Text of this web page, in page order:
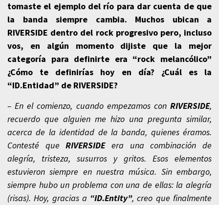
tomaste el ejemplo del río para dar cuenta de que
la banda siempre cambia. Muchos ubican a
RIVERSIDE dentro del rock progresivo pero, incluso
vos, en algún momento dijiste que la mejor
categoría para definirte era “rock melancólico”
¿Cómo te definirías hoy en día? ¿Cuál es la
“ID.Entidad” de RIVERSIDE?
– En el comienzo, cuando empezamos con RIVERSIDE,
recuerdo que alguien me hizo una pregunta similar,
acerca de la identidad de la banda, quienes éramos.
Contesté queRIVERSIDEera una combinación de
alegría, tristeza, susurros y gritos. Esos elementos
estuvieron siempre en nuestra música. Sin embargo,
siempre hubo un problema con una de ellas: la alegría
(risas). Hoy, gracias a “ID.Entity”, creo que finalmente